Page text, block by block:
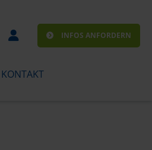
KONTAKT
INFOS ANFORDERN